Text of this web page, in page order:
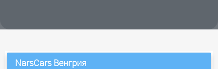
NarsCars Венгрия